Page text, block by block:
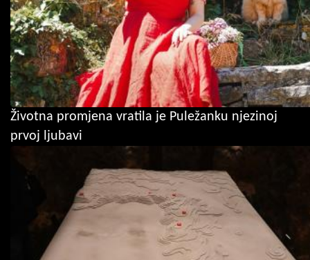
Životna promjena vratila je Puležanku njezinoj
prvoj ljubavi